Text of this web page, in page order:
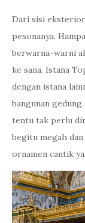
Dari sisi
pesonanya.
berwarna-warni
ke sana. Istana
dengan istana
bangunan
tentu tak perlu
begitu megah
ornamen cantik